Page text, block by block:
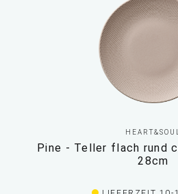
HEART&SOUL
Pine - Teller flach rund
28cm